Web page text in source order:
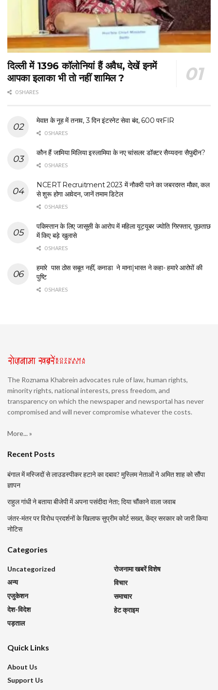
दिल्ली में 1396 कॉलोनियां हैं अवैध, देखें इनमें
आपका इलाका भी तो नहीं शामिल ?
0 SHARES
मेवात के नूह में तनाव, 3 दिन इंटरनेट सेवा बंद, 600 परFIR
0 SHARES
कौन हैं जामिया मिलिया इस्लामिया के नए चांसलर डॉक्टर सैय्यदना सैफुद्दीन?
0 SHARES
NCERT Recruitment 2023 में नौकरी पाने का जबरदस्त मौका, कल
से शुरू होगा आवेदन, जानें तमाम डिटेल
0 SHARES
पकिस्तान के लिए जासूसी के आरोप में महिला यूट्यूबर ज्योति गिरफ्तार, पूछताछ
में किए बड़े खुलासे
0 SHARES
हमारे पास ठोस सबूत नहीं, कनाडा ने माना|भारत ने कहा- हमारे आरोपों की
पुष्टि
0 SHARES
The Roznama Khabrein advocates rule of law, human rights,
minority rights, national interests, press freedom, and
transparency on which the newspaper and newsportal has never
compromised and will never compromise whatever the costs.
More... »
Recent Posts
बंगाल में मस्जिदों से लाउडस्पीकर हटाने का दबाव? मुस्लिम नेताओं ने अमित शाह को सौंपा
ज्ञापन
राहुल गांधी ने बताया बीजेपी में अपना पसंदीदा नेता; दिया चौंकाने वाला जवाब
जंतर-मंतर पर विरोध प्रदर्शनों के खिलाफ सुप्रीम कोर्ट सख्त, केंद्र सरकार को जारी किया
नोटिस
Categories
Uncategorized
अन्य
एजुकेशन
देश-विदेश
पड़ताल
रोजनामा खबरें विशेष
विचार
समाचार
हेट क्राइम
Quick Links
About Us
Support Us